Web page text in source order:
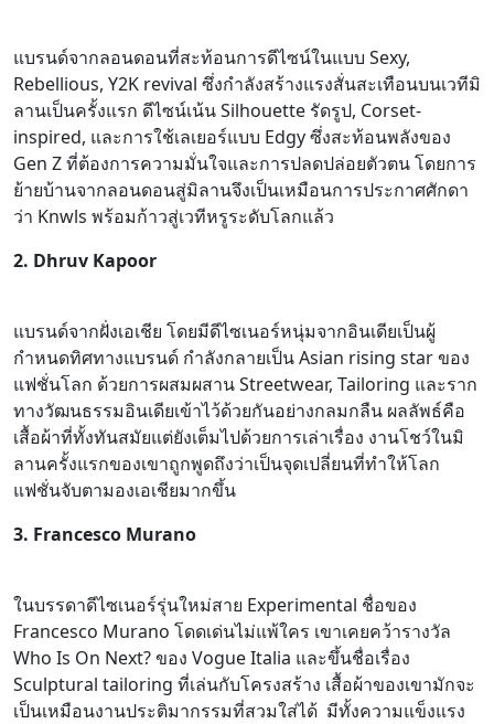
แบรนด์จากลอนดอนที่สะท้อนการดีไซน์ในแบบ Sexy,
Rebellious, Y2K revival ซึ่งกำลังสร้างแรงสั่นสะเทือนบนเวทีมิ
ลานเป็นครั้งแรก ดีไซน์เน้น Silhouette รัดรูป, Corset-
inspired, และการใช้เลเยอร์แบบ Edgy ซึ่งสะท้อนพลังของ
Gen Z ที่ต้องการความมั่นใจและการปลดปล่อยตัวตน โดยการ
ย้ายบ้านจากลอนดอนสู่มิลานจึงเป็นเหมือนการประกาศศักดา
ว่า Knwls พร้อมก้าวสู่เวทีหรูระดับโลกแล้ว
2. Dhruv Kapoor
แบรนด์จากฝั่งเอเชีย โดยมีดีไซเนอร์หนุ่มจากอินเดียเป็นผู้
กำหนดทิศทางแบรนด์ กำลังกลายเป็น Asian rising star ของ
แฟชั่นโลก ด้วยการผสมผสาน Streetwear, Tailoring และราก
ทางวัฒนธรรมอินเดียเข้าไว้ด้วยกันอย่างกลมกลืน ผลลัพธ์คือ
เสื้อผ้าที่ทั้งทันสมัยแต่ยังเต็มไปด้วยการเล่าเรื่อง งานโชว์ในมิ
ลานครั้งแรกของเขาถูกพูดถึงว่าเป็นจุดเปลี่ยนที่ทำให้โลก
แฟชั่นจับตามองเอเชียมากขึ้น
3. Francesco Murano
ในบรรดาดีไซเนอร์รุ่นใหม่สาย Experimental ชื่อของ
Francesco Murano โดดเด่นไม่แพ้ใคร เขาเคยคว้ารางวัล
Who Is On Next? ของ Vogue Italia และขึ้นชื่อเรื่อง
Sculptural tailoring ที่เล่นกับโครงสร้าง เสื้อผ้าของเขามักจะ
เป็นเหมือนงานประติมากรรมที่สวมใส่ได้ มีทั้งความแข็งแรง